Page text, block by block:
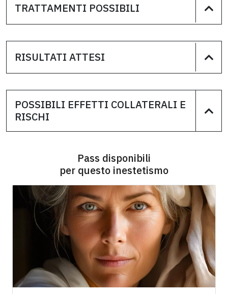
TRATTAMENTI POSSIBILI
RISULTATI ATTESI
POSSIBILI EFFETTI COLLATERALI E
RISCHI
Pass disponibili
per questo inestetismo